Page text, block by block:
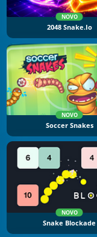
NOVO
2048 Snake.io
NOVO
Soccer Snakes
NOVO
Snake Blockade